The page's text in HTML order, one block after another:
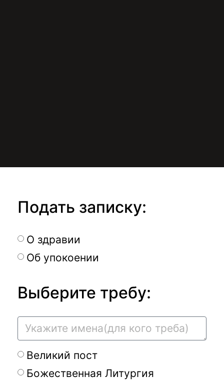
Подать записку:
О здравии
Об упокоении
Выберите требу:
Великий пост
Божественная Литургия